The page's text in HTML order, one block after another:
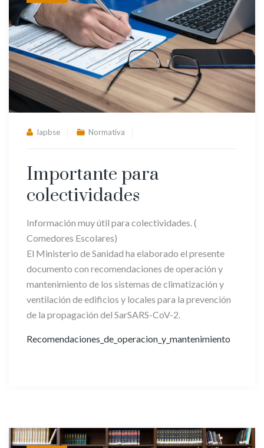
lapbse Normativa
Importante para
colectividades
Información muy útil para colectividades. (
Comedores Escolares)
El Ministerio de Sanidad ha elaborado el presente
documento con recomendaciones de operación y
mantenimiento de los sistemas de climatización y
ventilación de edificios y locales para la prevención
de la propagación del SarSARS-CoV-2.
Recomendaciones_de_operacion_y_mantenimiento